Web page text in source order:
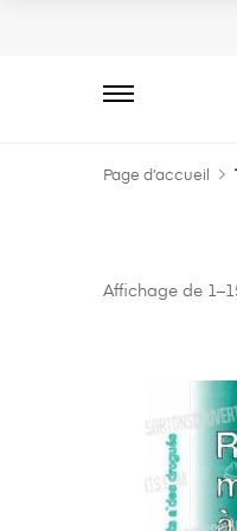
Menu
Page d’accueil
Affichage de